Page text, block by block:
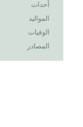
أحداث
المواليد
الوفيات
المصادر